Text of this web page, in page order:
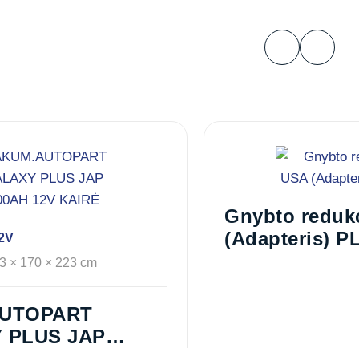
× 170 × 223 cm
PLUS JAP
Gnybto
(Adapteris)